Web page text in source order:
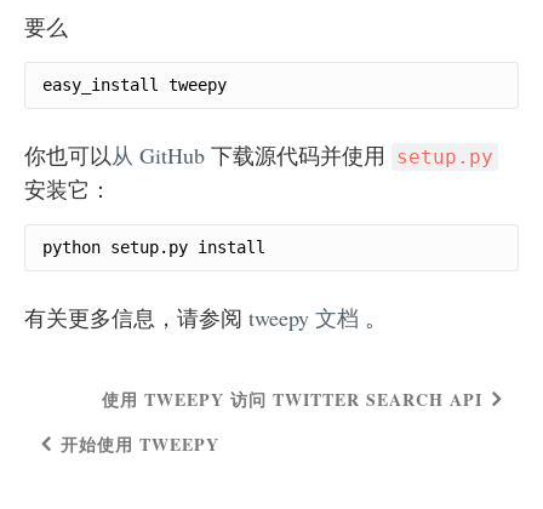
要么
easy_install tweepy
你也可以从 GitHub 下载源代码并使用 setup.py
安装它：
python setup.py install
有关更多信息，请参阅 tweepy 文档 。
使用 TWEEPY 访问 TWITTER SEARCH API
开始使用 TWEEPY